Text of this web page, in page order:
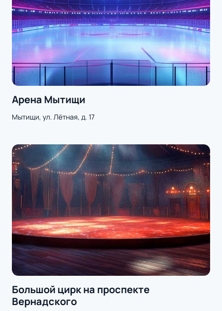
Арена Мытищи
Мытищи, ул. Лётная, д. 17
Большой цирк на проспекте
Вернадского